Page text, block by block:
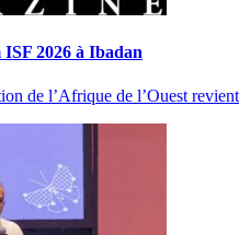
2026 à Ibadan
de l’Afrique de l’Ouest